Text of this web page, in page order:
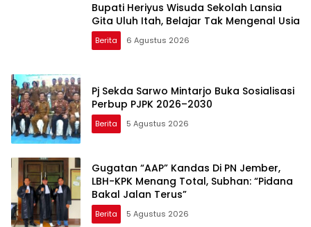
Bupati Heriyus Wisuda Sekolah Lansia
Gita Uluh Itah, Belajar Tak Mengenal Usia
Berita 6 Agustus 2026
Pj Sekda Sarwo Mintarjo Buka Sosialisasi
Perbup PJPK 2026–2030
Berita 5 Agustus 2026
Gugatan “AAP” Kandas Di PN Jember,
LBH-KPK Menang Total, Subhan: “Pidana
Bakal Jalan Terus”
Berita 5 Agustus 2026